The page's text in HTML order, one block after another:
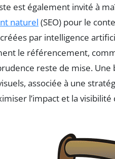
est également invité à
naturel (SEO) pour le
par intelligence
le référencement,
reste de mise. Une
associée à une
l’impact et la visibilité